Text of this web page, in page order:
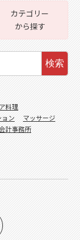
カテゴリー
から探す
検索
料理
ョン
マッサージ
計事務所